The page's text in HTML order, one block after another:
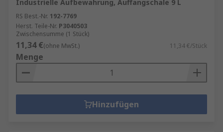
Industrielle Aufbewahrung, Auffangschale 9 L
RS Best.-Nr. 192-7769
Herst. Teile-Nr. P3040503
Zwischensumme (1 Stück)
11,34 €(ohne MwSt.) 11,34 €/Stück
Menge
Hinzufügen